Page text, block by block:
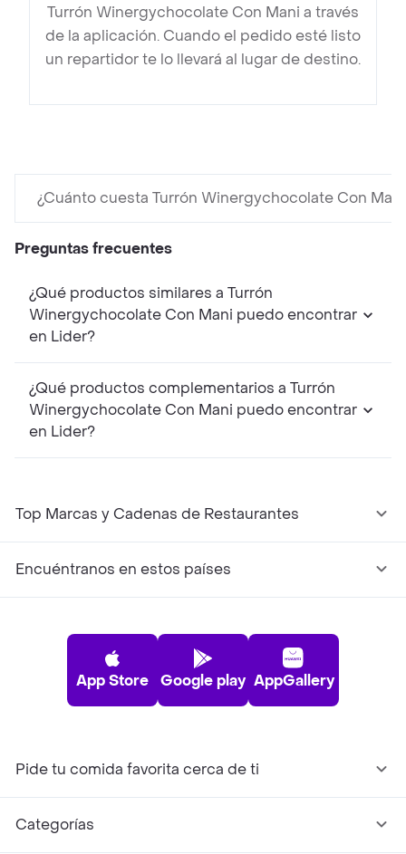
Turrón Winergychocolate Con Mani a través
de la aplicación. Cuando el pedido esté listo
un repartidor te lo llevará al lugar de destino.
¿Cuánto cuesta Turrón Winergychocolate Con
Preguntas frecuentes
¿Qué productos similares a Turrón
Winergychocolate Con Mani puedo encontrar
en Lider?
¿Qué productos complementarios a Turrón
Winergychocolate Con Mani puedo encontrar
en Lider?
Top Marcas y Cadenas de Restaurantes
Encuéntranos en estos países
App Store Google play AppGallery
Pide tu comida favorita cerca de ti
Categorías